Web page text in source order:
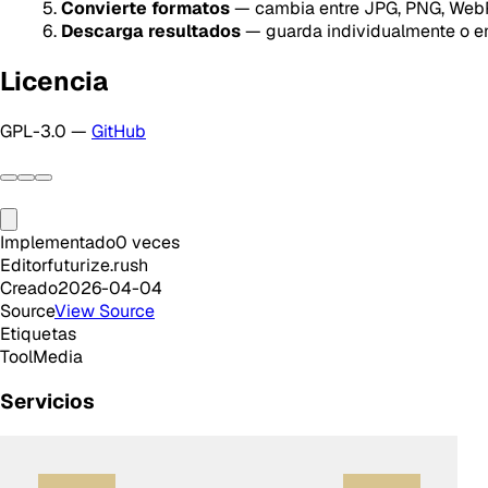
Convierte formatos— cambia entre JPG, PNG,
Descarga resultados— guarda individualmente o
Licencia
GPL-3.0 — GitHub
Implementado0 veces
Editorfuturize.rush
Creado2026-04-04
SourceView Source
Etiquetas
ToolMedia
Servicios